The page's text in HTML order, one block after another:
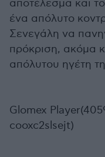
αποτέλεσμα και
ένα απόλυτο
Σενεγάλη να
πρόκριση, ακόμα
απόλυτου ηγέτη
Glomex
cooxc2slsejt)